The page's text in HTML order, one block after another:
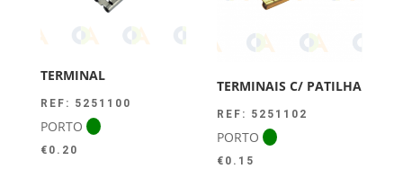
TERMINAL
REF: 5251100
PORTO
€ 0.20
TERMINAIS C/ PATILHA
REF: 5251102
PORTO
€ 0.15